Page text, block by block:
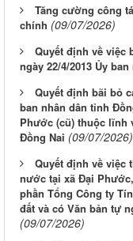
Tăng cường công
chính (09/07/2026)
Quyết định về việc
ngày 22/4/2013 Ủy
Quyết định bãi bỏ
ban nhân dân tỉnh
Phước (cũ) thuộc lĩnh
Đồng Nai (09/07/2026)
Quyết định về việc
nước tại xã Đại
phần Tổng Công ty
đất và có Văn bản tự
(09/07/2026)